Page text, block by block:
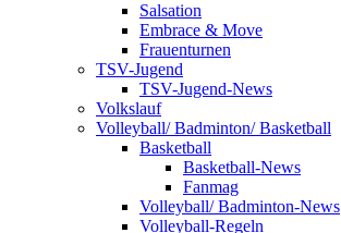
Salsation
Embrace & Move
Frauenturnen
TSV-Jugend
TSV-Jugend-News
Volkslauf
Volleyball/ Badminton/ Basketball
Basketball
Basketball-News
Fanmag
Volleyball/ Badminton-News
Volleyball-Regeln